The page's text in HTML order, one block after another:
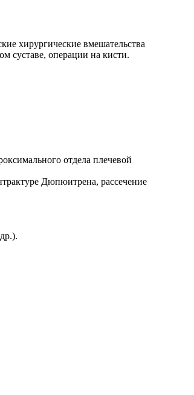
хирургические вмешательства
суставе, операции на кисти.
отдела плечевой
Дюпюитрена, рассечение